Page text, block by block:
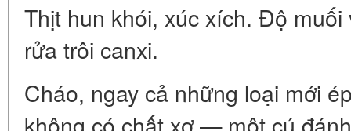
Thịt hun khói, xúc xích. Độ
rửa trôi canxi.
Cháo, ngay cả những loại mới
không có chất xơ — một cú